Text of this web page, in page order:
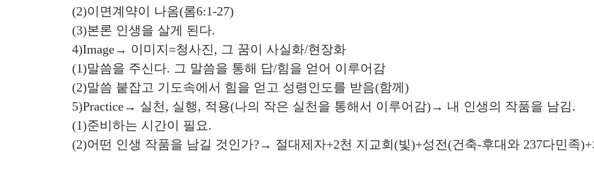
(2)이면계약이 나옴(롬6:1-27)
(3)본론 인생을 살게 된다.
4)Image→ 이미지=청사진, 그 꿈이 사실화/현장화
(1)말씀을 주신다. 그 말씀을 통해 답/힘을 얻어 이루어감
(2)말씀 붙잡고 기도속에서 힘을 얻고 성령인도를 받음(함께)
5)Practice→ 실천, 실행, 적용(나의 작은 실천을 통해서 이루어감)→ 내 인생의 작품을 남김.
(1)준비하는 시간이 필요.
(2)어떤 인생 작품을 남길 것인가?→ 절대제자+2천 지교회(빛)+성전(건축-후대와 237다민족